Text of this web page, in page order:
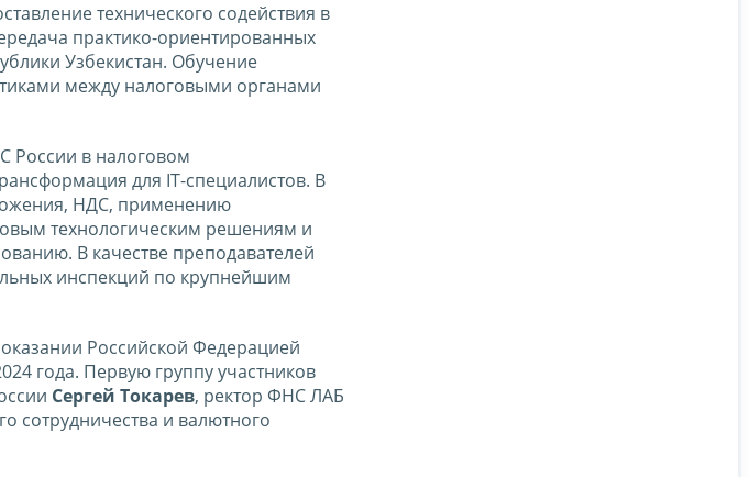
технического содействия в
практико-ориентированных
Узбекистан. Обучение
между налоговыми органами
России в налоговом
для IT-специалистов. В
НДС, применению
технологическим решениям и
В качестве преподавателей
инспекций по крупнейшим
Российской Федерацией
года. Первую группу участников
Сергей Токарев, ректор ФНС ЛАБ
сотрудничества и валютного